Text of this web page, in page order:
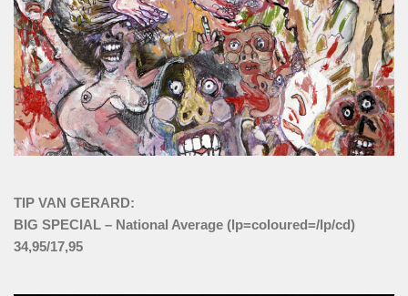
TIP VAN GERARD:
BIG SPECIAL – National Average (lp=coloured=/lp/cd)
34,95/17,95